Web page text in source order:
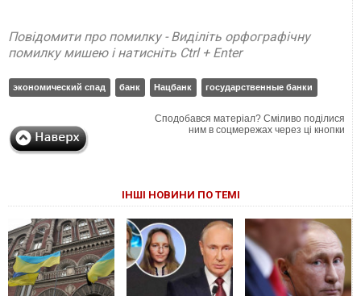
Повідомити про помилку - Виділіть орфографічну
помилку мишею і натисніть Ctrl + Enter
экономический спад банк Нацбанк государственные банки
Сподобався матеріал? Сміливо поділися
ним в соцмережах через ці кнопки
ІНШІ НОВИНИ ПО ТЕМІ